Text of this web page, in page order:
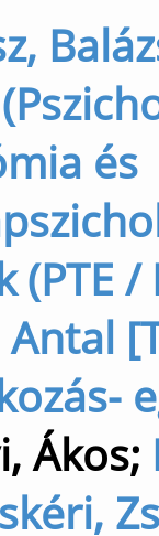
és
/
Ákos;